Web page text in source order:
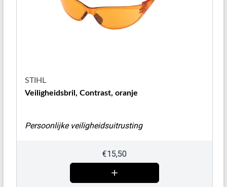
STIHL
Veiligheidsbril, Contrast, oranje
Persoonlijke veiligheidsuitrusting
€15,50